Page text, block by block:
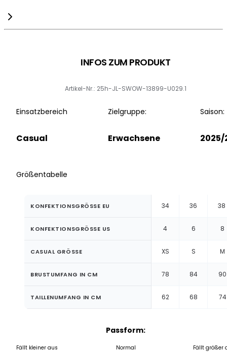
INFOS ZUM PRODUKT
Artikel-Nr.: 25h-JL-SWOW-13899-U029.1
Einsatzbereich
Casual
Zielgruppe:
Erwachsene
Saison:
2025/
Größentabelle
KONFEKTIONSGRÖSSE EU 34 36 38
KONFEKTIONSGRÖSSE US 4 6 8
CASUAL GRÖSSE XS S M
BRUSTUMFANG IN CM 78 84 90
TAILLENUMFANG IN CM 62 68 74
Passform:
Fällt kleiner aus Normal Fällt größer